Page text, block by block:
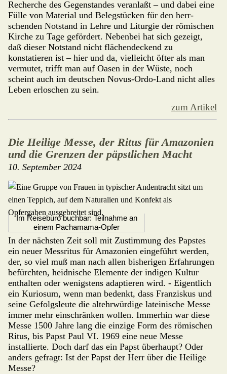
Recherche des Gegen­stan­des veran­laßt – und dabei eine
Fülle von Mate­rial und Belegstücken für den herr­
schenden Notstand in Lehre und Liturgie der römischen
Kirche zu Tage gefördert. Nebenbei hat sich gezeigt,
daß dieser Notstand nicht flächen­deckend zu
konstatieren ist – hier und da, vielleicht öfter als man
vermutet, trifft man auf Oasen in der Wüste, noch
scheint auch im deutschen Novus-Ordo-Land nicht alles
Leben erloschen zu sein.
zum Artikel
Die Heilige Messe, der Ritus für Amazonien
und die Grenzen der päpstlichen Macht
10. September 2024
Im Reisebüro buchbar: Teilnahme an
einem Pachamama-Opfer
In der nächsten Zeit soll mit Zustim­mung des Papstes
ein neuer Messritus für Amazonien eingeführt werden,
der, so viel muß man nach allen bishe­rigen Erfahrungen
befürchten, heid­nische Elemente der indigen Kultur
enthalten oder wenigstens adaptieren wird. - Eigentlich
ein Kurio­sum, wenn man bedenkt, dass Franziskus und
seine Gefolgsleute die altehrwürdige lateinische Messe
immer mehr einschränken wollen. Immerhin war diese
Messe 1500 Jahre lang die einzige Form des römischen
Ritus, bis Papst Paul VI. 1969 eine neue Messe
installierte. Doch darf das ein Papst überhaupt? Oder
anders gefragt: Ist der Papst der Herr über die Heilige
Messe?